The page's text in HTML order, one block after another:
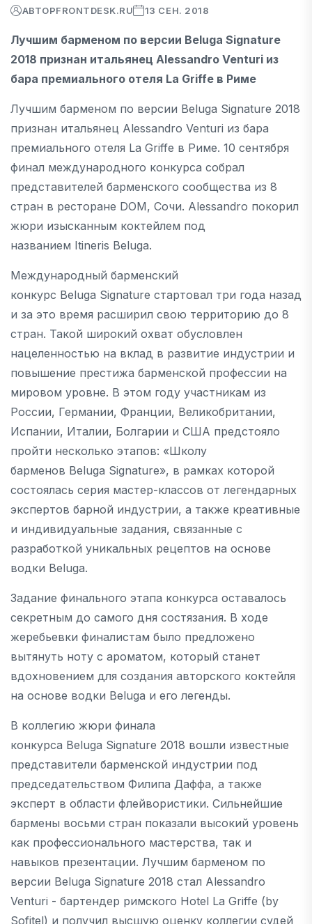
АВТОРFRONTDESK.RU 13 СЕН. 2018
Лучшим барменом по версии Beluga Signature
2018 признан итальянец Alessandro Venturi из
бара премиального отеля La Griffe в Риме
Лучшим барменом по версии Beluga Signature 2018
признан итальянец Alessandro Venturi из бара
премиального отеля La Griffe в Риме. 10 сентября
финал международного конкурса собрал
представителей барменского сообщества из 8
стран в ресторане DOM, Сочи. Alessandro покорил
жюри изысканным коктейлем под
названием Itineris Beluga.
Международный барменский
конкурс Beluga Signature стартовал три года назад
и за это время расширил свою территорию до 8
стран. Такой широкий охват обусловлен
нацеленностью на вклад в развитие индустрии и
повышение престижа барменской профессии на
мировом уровне. В этом году участникам из
России, Германии, Франции, Великобритании,
Испании, Италии, Болгарии и США предстояло
пройти несколько этапов: «Школу
барменов Beluga Signature», в рамках которой
состоялась серия мастер-классов от легендарных
экспертов барной индустрии, а также креативные
и индивидуальные задания, связанные с
разработкой уникальных рецептов на основе
водки Beluga.
Задание финального этапа конкурса оставалось
секретным до самого дня состязания. В ходе
жеребьевки финалистам было предложено
вытянуть ноту с ароматом, который станет
вдохновением для создания авторского коктейля
на основе водки Beluga и его легенды.
В коллегию жюри финала
конкурса Beluga Signature 2018 вошли известные
представители барменской индустрии под
председательством Филипа Даффа, а также
эксперт в области флейвористики. Сильнейшие
бармены восьми стран показали высокий уровень
как профессионального мастерства, так и
навыков презентации. Лучшим барменом по
версии Beluga Signature 2018 стал Alessandro
Venturi - бартендер римского Hotel La Griffe (by
Sofitel) и получил высшую оценку коллегии судей